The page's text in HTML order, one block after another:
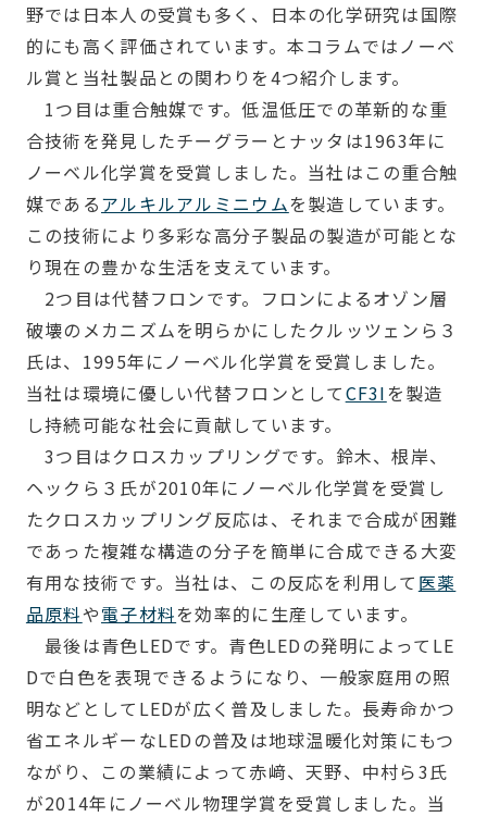
野では日本人の受賞も多く、日本の化学研究は国際
的にも高く評価されています。本コラムではノーベ
ル賞と当社製品との関わりを4つ紹介します。
1つ目は重合触媒です。低温低圧での革新的な重
合技術を発見したチーグラーとナッタは1963年に
ノーベル化学賞を受賞しました。当社はこの重合触
媒であるアルキルアルミニウムを製造しています。
この技術により多彩な高分子製品の製造が可能とな
り現在の豊かな生活を支えています。
2つ目は代替フロンです。フロンによるオゾン層
破壊のメカニズムを明らかにしたクルッツェンら３
氏は、1995年にノーベル化学賞を受賞しました。
当社は環境に優しい代替フロンとしてCF3I を製造
し持続可能な社会に貢献しています。
3つ目はクロスカップリングです。鈴木、根岸、
ヘックら３氏が2010年にノーベル化学賞を受賞し
たクロスカップリング反応は、それまで合成が困難
であった複雑な構造の分子を簡単に合成できる大変
有用な技術です。当社は、この反応を利用して 医薬
品原料や電子材料を効率的に生産しています。
最後は青色LEDです。青色LEDの発明によってLE
Dで白色を表現できるようになり、一般家庭用の照
明などとしてLEDが広く普及しました。長寿命かつ
省エネルギーなLEDの普及は地球温暖化対策にもつ
ながり、この業績によって赤﨑、天野、中村ら3氏
が2014年にノーベル物理学賞を受賞しました。当